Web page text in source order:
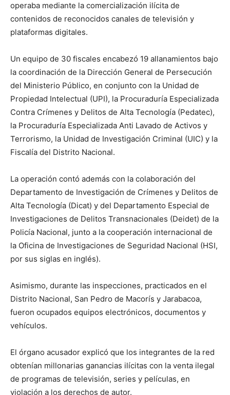
operaba mediante la comercialización ilícita de
contenidos de reconocidos canales de televisión y
plataformas digitales.
Un equipo de 30 fiscales encabezó 19 allanamientos bajo
la coordinación de la Dirección General de Persecución
del Ministerio Público, en conjunto con la Unidad de
Propiedad Intelectual (UPI), la Procuraduría Especializada
Contra Crímenes y Delitos de Alta Tecnología (Pedatec),
la Procuraduría Especializada Anti Lavado de Activos y
Terrorismo, la Unidad de Investigación Criminal (UIC) y la
Fiscalía del Distrito Nacional.
La operación contó además con la colaboración del
Departamento de Investigación de Crímenes y Delitos de
Alta Tecnología (Dicat) y del Departamento Especial de
Investigaciones de Delitos Transnacionales (Deidet) de la
Policía Nacional, junto a la cooperación internacional de
la Oficina de Investigaciones de Seguridad Nacional (HSI,
por sus siglas en inglés).
Asimismo, durante las inspecciones, practicados en el
Distrito Nacional, San Pedro de Macorís y Jarabacoa,
fueron ocupados equipos electrónicos, documentos y
vehículos.
El órgano acusador explicó que los integrantes de la red
obtenían millonarias ganancias ilícitas con la venta ilegal
de programas de televisión, series y películas, en
violación a los derechos de autor.